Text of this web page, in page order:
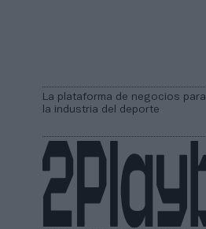
La plataforma de negocios para
la industria del deporte